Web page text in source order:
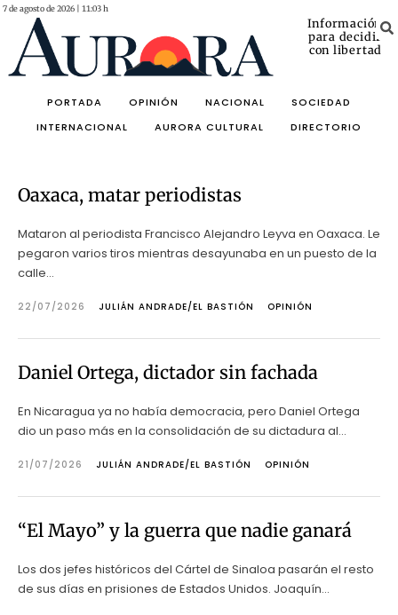
7 de agosto de 2026 | 11:03 h
Información
para decidir
con libertad
PORTADA OPINIÓN NACIONAL
SOCIEDAD
INTERNACIONAL
AURORA CULTURAL DIRECTORIO
Oaxaca, matar periodistas
Mataron al periodista Francisco Alejandro Leyva en Oaxaca. Le
pegaron varios tiros mientras desayunaba en un puesto de la
calle...
22/07/2026 JULIÁN ANDRADE/EL BASTIÓN OPINIÓN
Daniel Ortega, dictador sin fachada
En Nicaragua ya no había democracia, pero Daniel Ortega
dio un paso más en la consolidación de su dictadura al...
21/07/2026 JULIÁN ANDRADE/EL BASTIÓN OPINIÓN
“El Mayo” y la guerra que nadie ganará
Los dos jefes históricos del Cártel de Sinaloa pasarán el resto
de sus días en prisiones de Estados Unidos. Joaquín...